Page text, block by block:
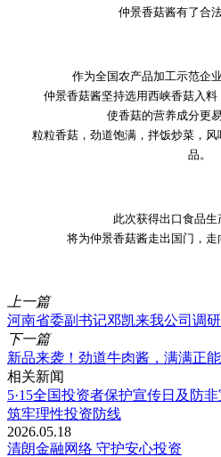
仲景香菇酱有了合
作为全国农产品加工示范企
仲景香菇酱坚持选用西峡香菇入料
使香菇的营养成分更
粒粒香菇，劲道饱满，拌饭炒菜，
品。
此次获得出口食品生
将为仲景香菇酱走出国门，走
上一篇
河南省委副书记邓凯来我公司调研
下一篇
新品来袭！劲道牛肉酱，满满正能
相关新闻
5·15全国投资者保护宣传日及防
筑牢理性投资防线
2026.05.18
清朗金融网络 守护安心投资